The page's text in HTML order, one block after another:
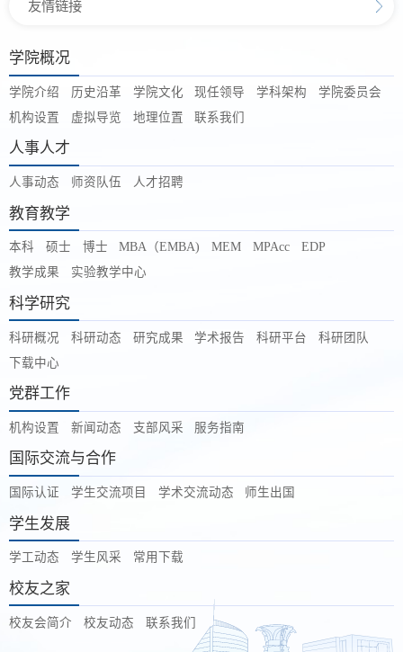
第 2 页
友情链接
学院概况
学院介绍 历史沿革 学院文化 现任领导 学科架构
学院委员会
机构设置
虚拟导览 地理位置 联系我们
人事人才
人事动态 师资队伍 人才招聘
教育教学
本科 硕士 博士 MBA（EMBA) MEM MPAcc
EDP
教学成果
实验教学中心
科学研究
科研概况 科研动态 研究成果 学术报告 科研平台
科研团队
下载中心
党群工作
机构设置 新闻动态 支部风采 服务指南
国际交流与合作
国际认证 学生交流项目 学术交流动态 师生出国
学生发展
学工动态 学生风采 常用下载
校友之家
校友会简介 校友动态 联系我们